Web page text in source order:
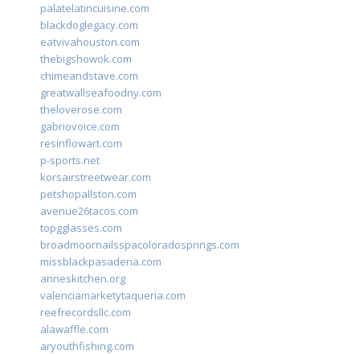
palatelatincuisine.com
blackdoglegacy.com
eatvivahouston.com
thebigshowok.com
chimeandstave.com
greatwallseafoodny.com
theloverose.com
gabriovoice.com
resinflowart.com
p-sports.net
korsairstreetwear.com
petshopallston.com
avenue26tacos.com
topgglasses.com
broadmoornailsspacoloradosprings.com
missblackpasadena.com
anneskitchen.org
valenciamarketytaqueria.com
reefrecordsllc.com
alawaffle.com
aryouthfishing.com